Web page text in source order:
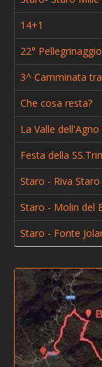
Camminare,
> Archivio
> Gita in val
> Quattro
> Festa della
> La Valle
> Serata
età infantile
> Che cosa
> Teatro in
> Gita ai
pranzo alla
>
> Una
> A spasso
14+1
22°
3^ Camminata
Che cosa resta?
La Valle
Festa della
Staro - Riva
Staro - Molin del
Staro - Fonte